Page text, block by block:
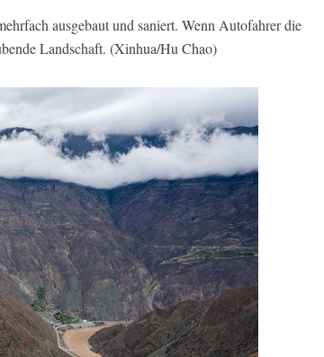
ausgebaut und saniert. Wenn Autofahrer die
Landschaft. (Xinhua/Hu Chao)